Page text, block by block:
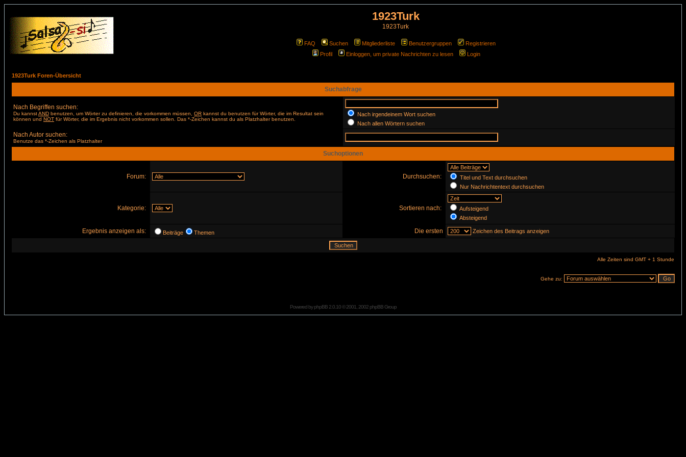
1923Turk
1923Turk
FAQ Suchen Mitgliederliste Benutzergruppen
Registrieren
Profil
Einloggen, um private Nachrichten zu lesen Login
1923Turk Foren-Übersicht
Suchabfrage
Nach Begriffen suchen:
Du kannstAND benutzen, um Wörter zu definieren, die vorkommen müssen, OR kannst du benutzen für Wörter, die im Resultat sein
können und NOT für Wörter, die im Ergebnis nicht vorkommen sollen. Das *-Zeichen kannst du als Platzhalter benutzen.
Nach irgendeinem Wort suchen
Nach allen Wörtern suchen
Nach Autor suchen:
Benutze das *-Zeichen als Platzhalter
Suchoptionen
Forum: Durchsuchen:
Titel und Text durchsuchen
Nur Nachrichtentext durchsuchen
Kategorie: Sortieren nach:
Aufsteigend
Absteigend
Ergebnis anzeigen als: Beiträge Themen Die ersten Zeichen des Beitrags anzeigen
Alle Zeiten sind GMT + 1 Stunde
Gehe zu:
Powered byphpBB2.0.10 © 2001, 2002 phpBB Group